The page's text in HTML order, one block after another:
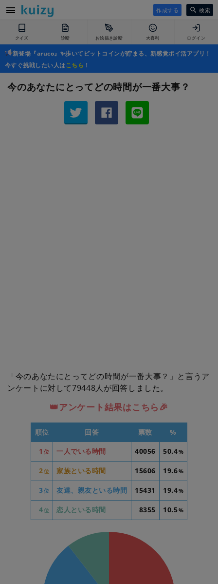
作成する 検索
クイズ 診断 お絵描き診断 大喜利 ログイン
新登場『aruco』✨歩いてビットコインが貯まる、新感覚ポイ活アプリ！
今すぐ挑戦したい人はこちら ！
今のあなたにとってどの時間が一番大事？
「今のあなたにとってどの時間が一番大事？」と言うア
ンケートに対して79448人が回答しました。
👑アンケート結果はこちら🎉
順位 回答 票数 %
1 位 一人でいる時間 40056 50.4%
2位 家族といる時間 15606 19.6%
3位 友達、親友といる時間 15431 19.4%
4位 恋人といる時間 8355 10.5%